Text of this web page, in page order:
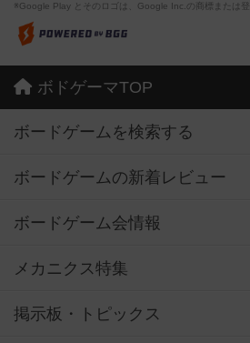
※Google Play とそのロゴは、Google Inc.の商標または登
ボドゲーマTOP
ボードゲームを検索する
ボードゲームの新着レビュー
ボードゲーム会情報
メカニクス特集
掲示板・トピックス